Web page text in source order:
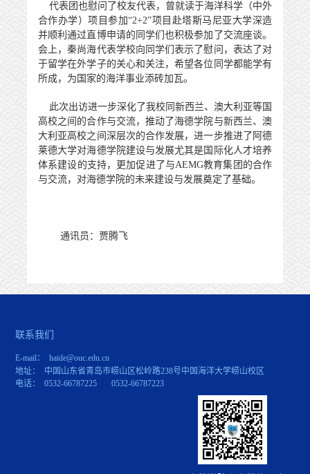
代表团也慰问了校友代表，曾就读于海洋科学（中外
合作办学）项目参加“2+2”项目赴塔斯马尼亚大学深造
并顺利通过直博申请的同学们也积极参加了交流座谈。
会上，秦尚海代表学校向同学们表示了慰问，表达了对
于留学在外学子的关心和关注，希望各位同学都能学有
所成，为国家的海洋事业添砖加瓦。
此次出访进一步深化了我校同新西兰、澳大利亚等国
高校之间的合作与交流，推动了海德学院与新西兰、澳
大利亚高校之间深层次的合作发展，进一步推进了阿德
莱德大学对海德学院建设与发展尤其是国际化人才培养
体系建设的支持，更加促进了与AEMG教育集团的合作
与交流，对海德学院的未来建设与发展奠定了基础。
通讯员：贾腾飞
联系我们
E-mail： haide@ouc.edu.cn
地址： 中国山东省青岛市崂山区松岭路238号中国海洋大学崂山校区
电话： 0532-66787225 0532-66787223